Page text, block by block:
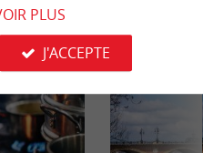
POUR VOUS
PLUS
J'ACCEPTE